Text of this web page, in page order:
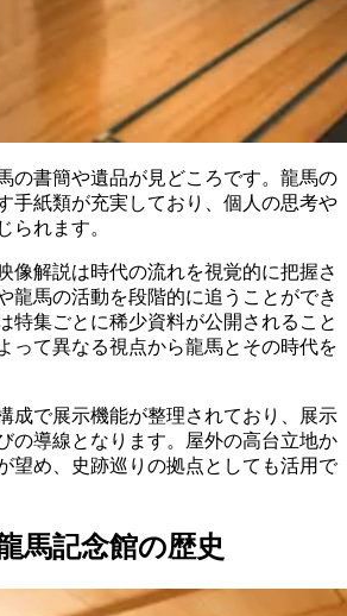
の書簡や遺品が見どころです。龍馬の
手紙類が充実しており、個人の思考や
られます。
像解説は時代の流れを視覚的に把握さ
龍馬の活動を段階的に追うことができ
特集ごとに稀少資料が公開されること
って異なる視点から龍馬とその時代を
成で展示機能が整理されており、展示
の導線となります。屋外の高台立地か
望め、史跡巡りの拠点としても活用で
馬記念館の歴史